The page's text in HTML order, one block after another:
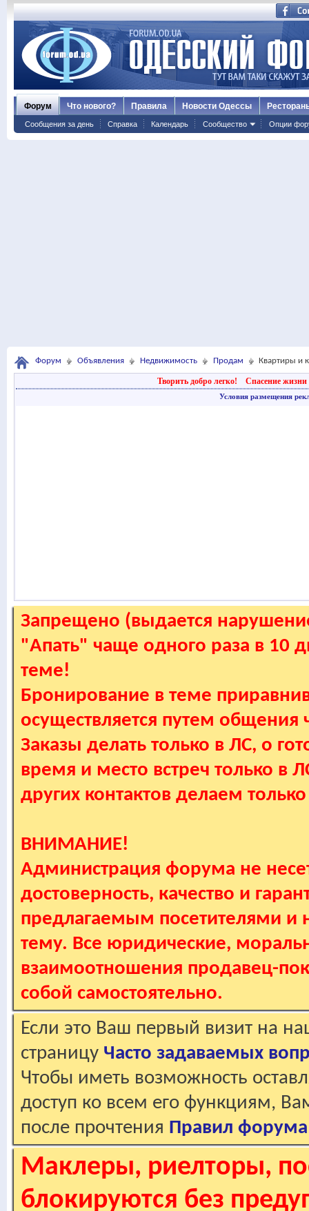
Форум
Сообщения за день Справка Календарь Сообщество Опции
Что нового? Правила Новости Одессы
Форум Объявления Недвижимость Продам Квартиры и
Творить добро легко! Спасение жизни
Условия размещения
Запрещено (выдается
"Апать" чаще одного раза в 10
теме!
Бронирование в теме
осуществляется путем
Заказы делать только в ЛС, о
время и место встреч только в
других контактов делаем
ВНИМАНИЕ!
Администрация форума не
достоверность, качество и
предлагаемым посетителями и
тему. Все юридические,
взаимоотношения продавец-
собой самостоятельно.
Если это Ваш первый визит на
страницу Часто задаваемых
Чтобы иметь возможность
доступ ко всем его функциям,
после прочтения Правил форума
Маклеры, риелторы,
блокируются без